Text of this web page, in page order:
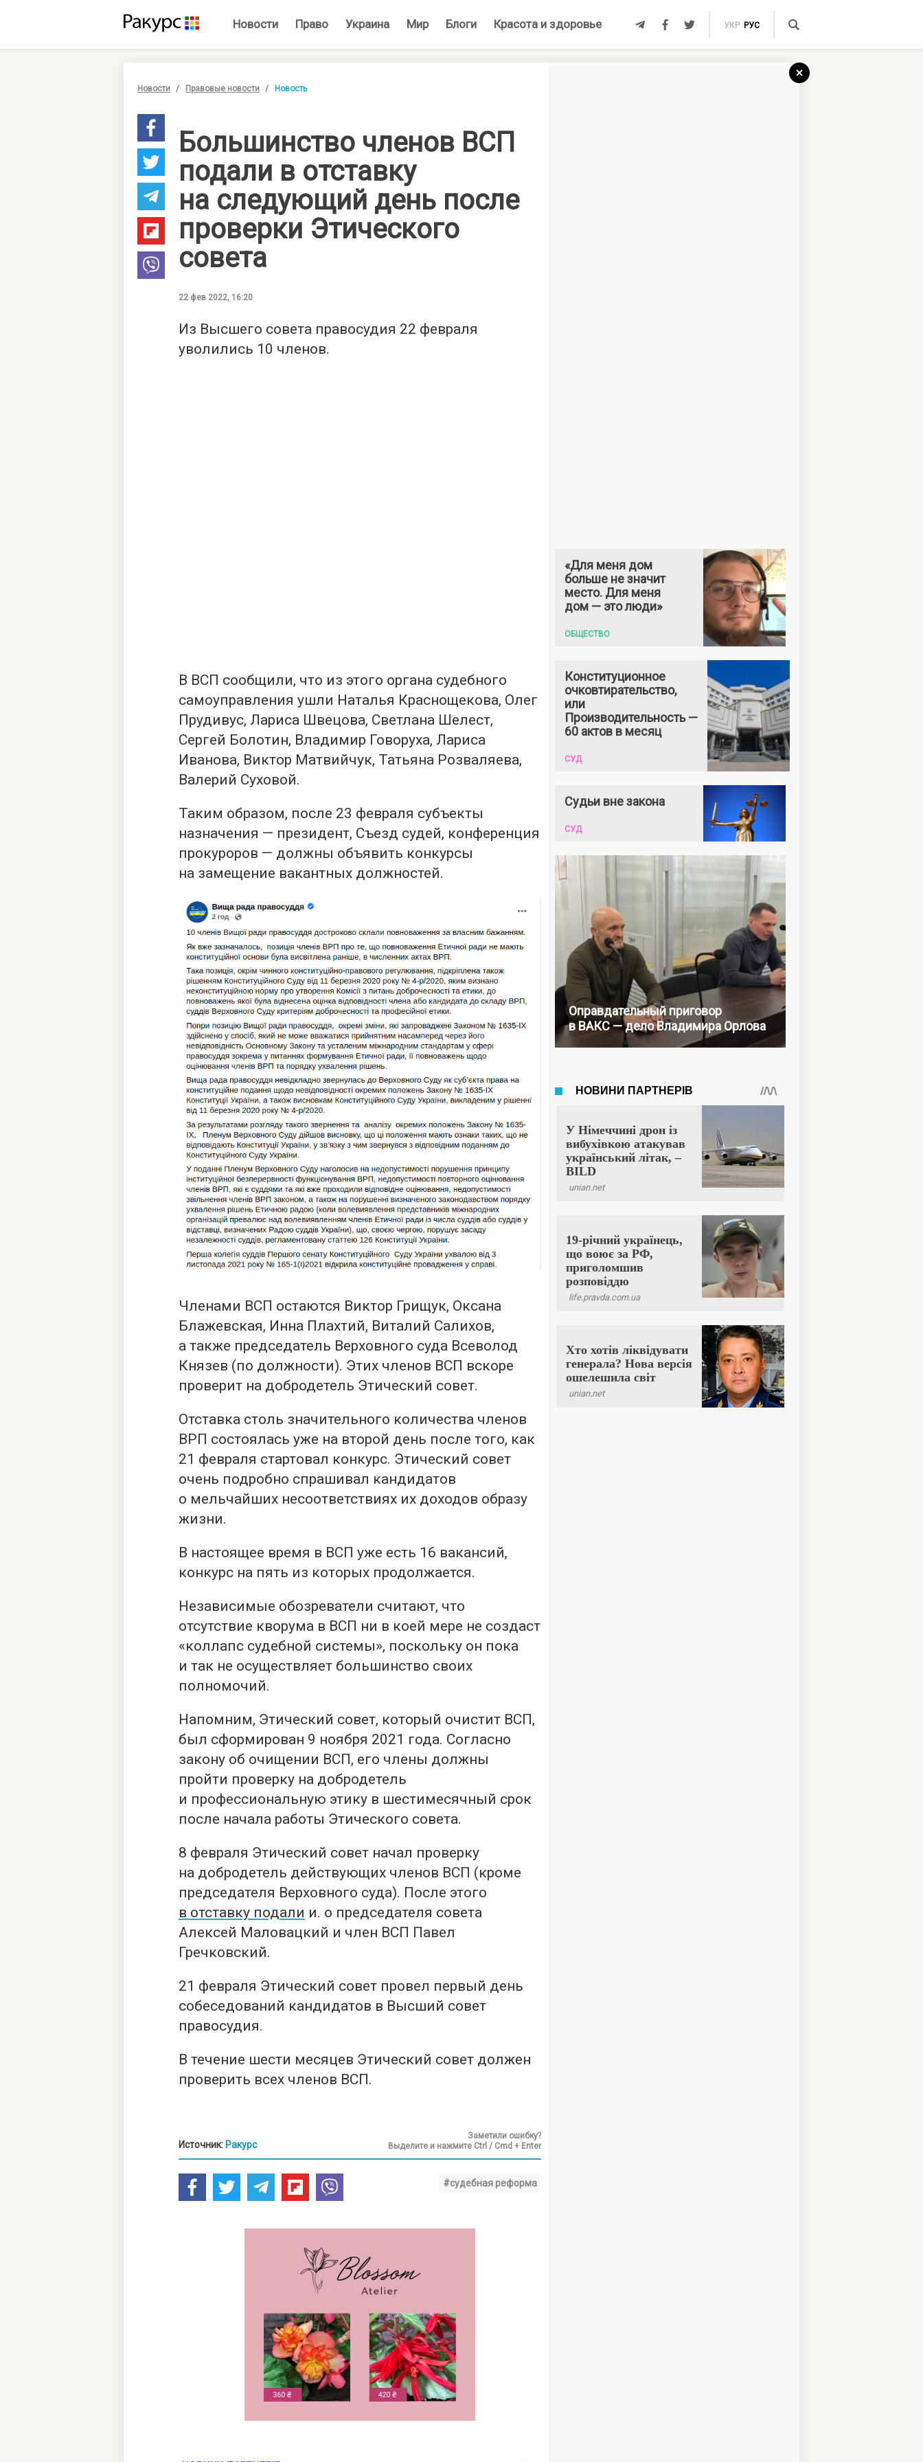
Новости Право Украина Мир Блоги Красота и здоровье УКР РУС
Новости Правовые новости Новость
Большинство членов ВСП
подали в отставку
на следующий день после
проверки Этического
совета
22 фев 2022, 16:20
Из Высшего совета правосудия 22 февраля
уволились 10 членов.
В ВСП сообщили, что из этого органа судебного
самоуправления ушли Наталья Краснощекова, Олег
Прудивус, Лариса Швецова, Светлана Шелест,
Сергей Болотин, Владимир Говоруха, Лариса
Иванова, Виктор Матвийчук, Татьяна Розваляева,
Валерий Суховой.
Таким образом, после 23 февраля субъекты
назначения — президент, Съезд судей, конференция
прокуроров — должны объявить конкурсы
на замещение вакантных должностей.
Членами ВСП остаются Виктор Грищук, Оксана
Блажевская, Инна Плахтий, Виталий Салихов,
а также председатель Верховного суда Всеволод
Князев (по должности). Этих членов ВСП вскоре
проверит на добродетель Этический совет.
Отставка столь значительного количества членов
ВРП состоялась уже на второй день после того, как
21 февраля стартовал конкурс. Этический совет
очень подробно спрашивал кандидатов
о мельчайших несоответствиях их доходов образу
жизни.
В настоящее время в ВСП уже есть 16 вакансий,
конкурс на пять из которых продолжается.
Независимые обозреватели считают, что
отсутствие кворума в ВСП ни в коей мере не создаст
«коллапс судебной системы», поскольку он пока
и так не осуществляет большинство своих
полномочий.
Напомним, Этический совет, который очистит ВСП,
был сформирован 9 ноября 2021 года. Согласно
закону об очищении ВСП, его члены должны
пройти проверку на добродетель
и профессиональную этику в шестимесячный срок
после начала работы Этического совета.
8 февраля Этический совет начал проверку
на добродетель действующих членов ВСП (кроме
председателя Верховного суда). После этого
в отставку подали и. о председателя совета
Алексей Маловацкий и член ВСП Павел
Гречковский.
21 февраля Этический совет провел первый день
собеседований кандидатов в Высший совет
правосудия.
В течение шести месяцев Этический совет должен
проверить всех членов ВСП.
Источник: Ракурс
Заметили ошибку?
Выделите и нажмите Ctrl / Cmd + Enter
#судебная реформа
«Для меня дом
больше не значит
место. Для меня
дом — это люди»
ОБЩЕСТВО
Конституционное
очковтирательство,
или
Производительность —
60 актов в месяц
СУД
Судьи вне закона
СУД
Оправдательный приговор
в ВАКС — дело Владимира Орлова